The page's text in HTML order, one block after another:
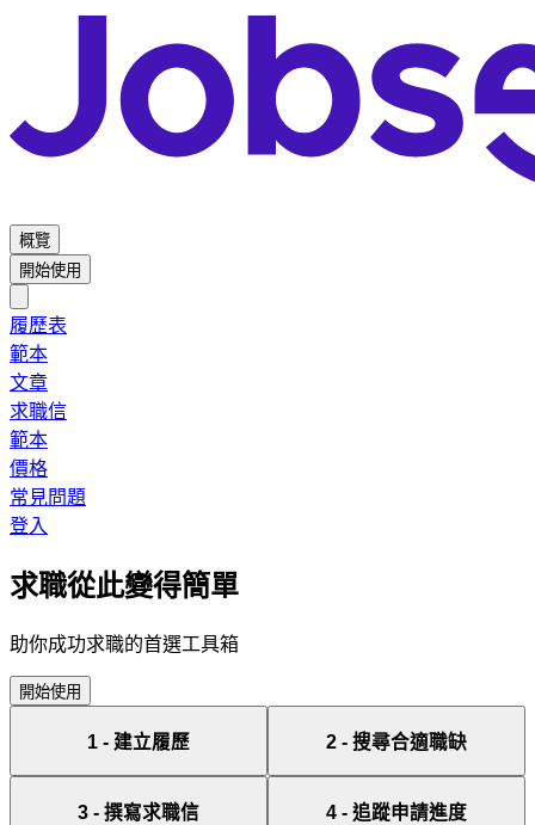
概覽
開始使用
履歷表
範本
文章
求職信
範本
價格
常見問題
登入
求職從此變得簡單
助你成功求職的首選工具箱
開始使用
1 - 建立履歷 2 - 搜尋合適職缺
3 - 撰寫求職信 4 - 追蹤申請進度